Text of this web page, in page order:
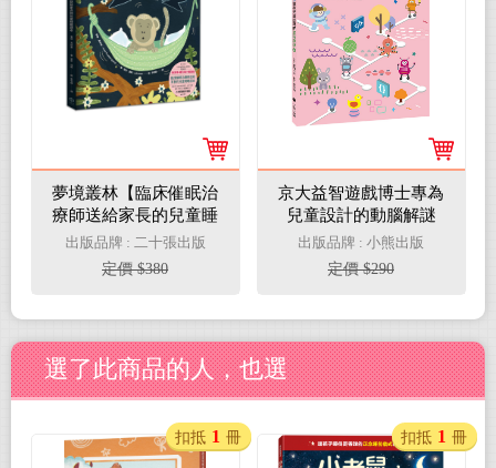
夢境叢林【臨床催眠治
療師送給家長的兒童睡
眠讀本】
出版品牌 : 二十張出版
定價 $380
京大益智遊戲博士專為
兒童設計的動腦解謎
➍：5 歲開始，天天挑
戰，培育擅長邏輯思考
的大腦！
出版品牌 : 小熊出版
定價 $290
選了此商品的人，也選
扣抵 1 冊 扣抵 1 冊